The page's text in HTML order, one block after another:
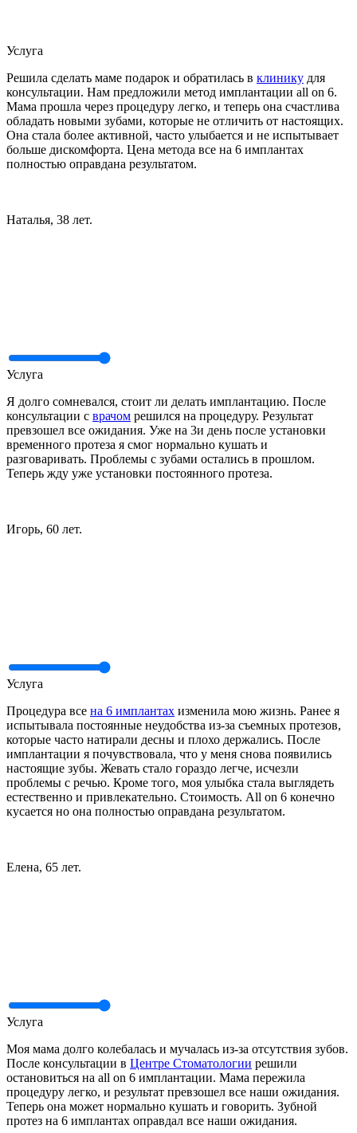
Услуга
Решила сделать маме подарок и обратилась в клинику для
консультации. Нам предложили метод имплантации all on 6.
Мама прошла через процедуру легко, и теперь она счастлива
обладать новыми зубами, которые не отличить от настоящих.
Она стала более активной, часто улыбается и не испытывает
больше дискомфорта. Цена метода все на 6 имплантах
полностью оправдана результатом.
Наталья, 38 лет.
Услуга
Я долго сомневался, стоит ли делать имплантацию. После
консультации с врачом решился на процедуру. Результат
превзошел все ожидания. Уже на 3и день после установки
временного протеза я смог нормально кушать и
разговаривать. Проблемы с зубами остались в прошлом.
Теперь жду уже установки постоянного протеза.
Игорь, 60 лет.
Услуга
Процедура все на 6 имплантах изменила мою жизнь. Ранее я
испытывала постоянные неудобства из-за съемных протезов,
которые часто натирали десны и плохо держались. После
имплантации я почувствовала, что у меня снова появились
настоящие зубы. Жевать стало гораздо легче, исчезли
проблемы с речью. Кроме того, моя улыбка стала выглядеть
естественно и привлекательно. Стоимость. All on 6 конечно
кусается но она полностью оправдана результатом.
Елена, 65 лет.
Услуга
Моя мама долго колебалась и мучалась из-за отсутствия зубов.
После консультации в Центре Стоматологии решили
остановиться на all on 6 имплантации. Мама пережила
процедуру легко, и результат превзошел все наши ожидания.
Теперь она может нормально кушать и говорить. Зубной
протез на 6 имплантах оправдал все наши ожидания.